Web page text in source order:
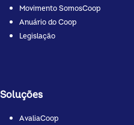
Movimento SomosCoop
Anuário do Coop
Legislação
Soluções
AvaliaCoop